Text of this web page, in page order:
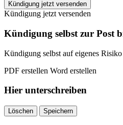
INJOY
Xpress
kündigen
quantity
Kündigung jetzt versenden
Kündigung jetzt versenden
Kündigung selbst zur Post
Kündigung selbst auf eigenes
PDF erstellen Word erstellen
Hier unterschreiben
Löschen Speichern